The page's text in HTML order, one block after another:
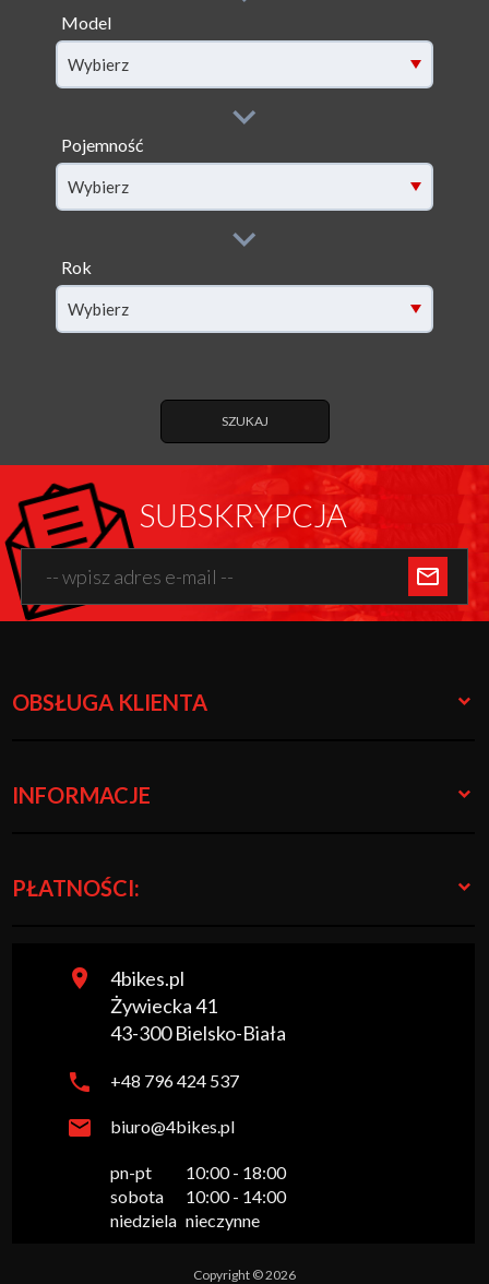
Model
filter[model]
Wybierz
Pojemność
filter[capacity]
Wybierz
Rok
filter[year]
Wybierz
SZUKAJ
SUBSKRYPCJA
OBSŁUGA KLIENTA
INFORMACJE
PŁATNOŚCI:
4bikes.pl
Żywiecka 41
43-300 Bielsko-Biała
+48 796 424 537
biuro@4bikes.pl
pn-pt
sobota
niedziela
10:00 - 18:00
10:00 - 14:00
nieczynne
Copyright © 2026